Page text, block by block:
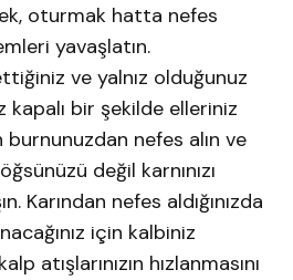
oturmak hatta nefes
yavaşlatın.
ve yalnız olduğunuz
kapalı bir şekilde elleriniz
burnunuzdan nefes alın ve
değil karnınızı
Karından nefes aldığınızda
için kalbiniz
atışlarınızın hızlanmasını